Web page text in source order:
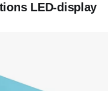
LED-display